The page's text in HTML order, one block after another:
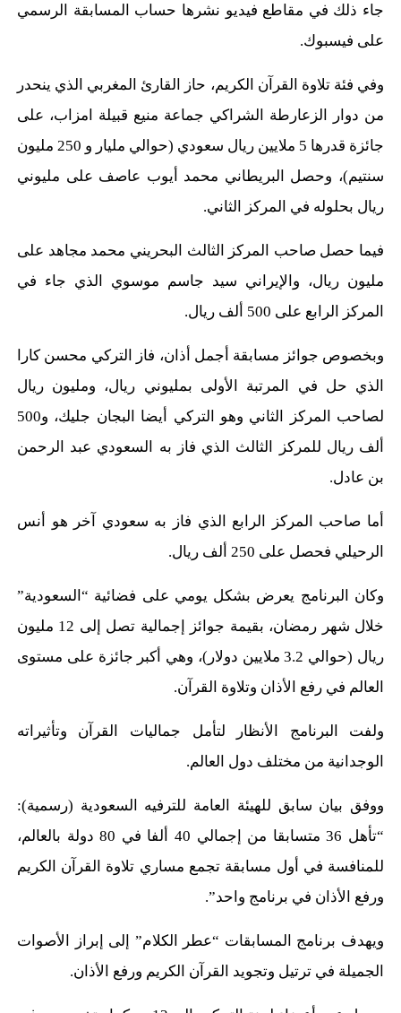
جاء ذلك في مقاطع فيديو نشرها حساب المسابقة الرسمي
على فيسبوك.
وفي فئة تلاوة القرآن الكريم، حاز القارئ المغربي الذي ينحدر
من دوار الزعارطة الشراكي جماعة منيع قبيلة امزاب، على
جائزة قدرها 5 ملايين ريال سعودي (حوالي مليار و 250 مليون
سنتيم)، وحصل البريطاني محمد أيوب عاصف على مليوني
ريال بحلوله في المركز الثاني.
فيما حصل صاحب المركز الثالث البحريني محمد مجاهد على
مليون ريال، والإيراني سيد جاسم موسوي الذي جاء في
المركز الرابع على 500 ألف ريال.
وبخصوص جوائز مسابقة أجمل أذان، فاز التركي محسن كارا
الذي حل في المرتبة الأولى بمليوني ريال، ومليون ريال
لصاحب المركز الثاني وهو التركي أيضا البجان جليك، و500
ألف ريال للمركز الثالث الذي فاز به السعودي عبد الرحمن
بن عادل.
أما صاحب المركز الرابع الذي فاز به سعودي آخر هو أنس
الرحيلي فحصل على 250 ألف ريال.
وكان البرنامج يعرض بشكل يومي على فضائية “السعودية”
خلال شهر رمضان، بقيمة جوائز إجمالية تصل إلى 12 مليون
ريال (حوالي 3.2 ملايين دولار)، وهي أكبر جائزة على مستوى
العالم في رفع الأذان وتلاوة القرآن.
ولفت البرنامج الأنظار لتأمل جماليات القرآن وتأثيراته
الوجدانية من مختلف دول العالم.
ووفق بيان سابق للهيئة العامة للترفيه السعودية (رسمية):
“تأهل 36 متسابقا من إجمالي 40 ألفا في 80 دولة بالعالم،
للمنافسة في أول مسابقة تجمع مساري تلاوة القرآن الكريم
ورفع الأذان في برنامج واحد”.
ويهدف برنامج المسابقات “عطر الكلام” إلى إبراز الأصوات
الجميلة في ترتيل وتجويد القرآن الكريم ورفع الأذان.